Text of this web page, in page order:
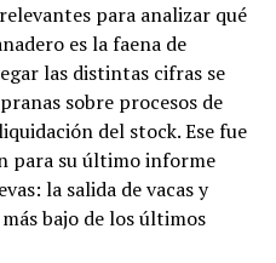
para analizar qué
es la faena de
las distintas cifras se
sobre procesos de
del stock. Ese fue
para su último informe
la salida de vacas y
bajo de los últimos